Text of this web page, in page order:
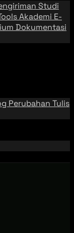
Studi
Akademi E-
Dokumentasi
Perubahan Tulis